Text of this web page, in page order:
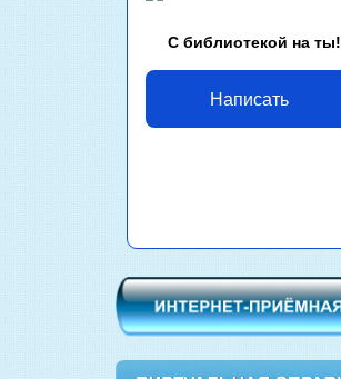
С библиотекой на ты!
Написать